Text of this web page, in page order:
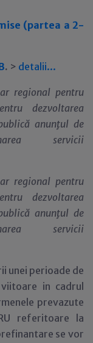
(partea a 2-
. > detalii...
regional pentru
dezvoltarea
ă anunţul de
servicii
regional pentru
dezvoltarea
ă anunţul de
servicii
unei perioade de
in cadrul
prevazute
referitoare la
se vor